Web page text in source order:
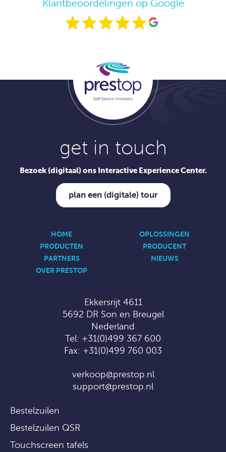
Klantbeoordelingen op Google
get in touch
Bezoek (digitaal) ons Interactive Experience Center.
plan een (digitale) tour
HOME
OPLOSSINGEN
PRODUCTEN
PRODUCENT
PARTNERS
NIEUWS
OVER PRESTOP
Ekkersrijt 4611
5692 DR Son en Breugel
Nederland
Tel: +31(0)499 367 600
Fax: +31(0)499 760 003
verkoop@prestop.nl
support@prestop.nl
Bestelzuilen
Bestelzuilen QSR
Touchscreen tafels